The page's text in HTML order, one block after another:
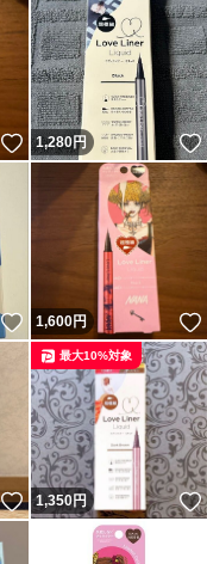
いいね！
1,280円
いいね！
1,600円
いいね！
1,350円
最大10%対象